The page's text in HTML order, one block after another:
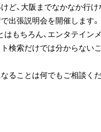
ど、大阪までなかなか行け
出張説明会を開催します。
はもちろん、エンタテイン
検索だけでは分からない
ることは何でもご相談くだ